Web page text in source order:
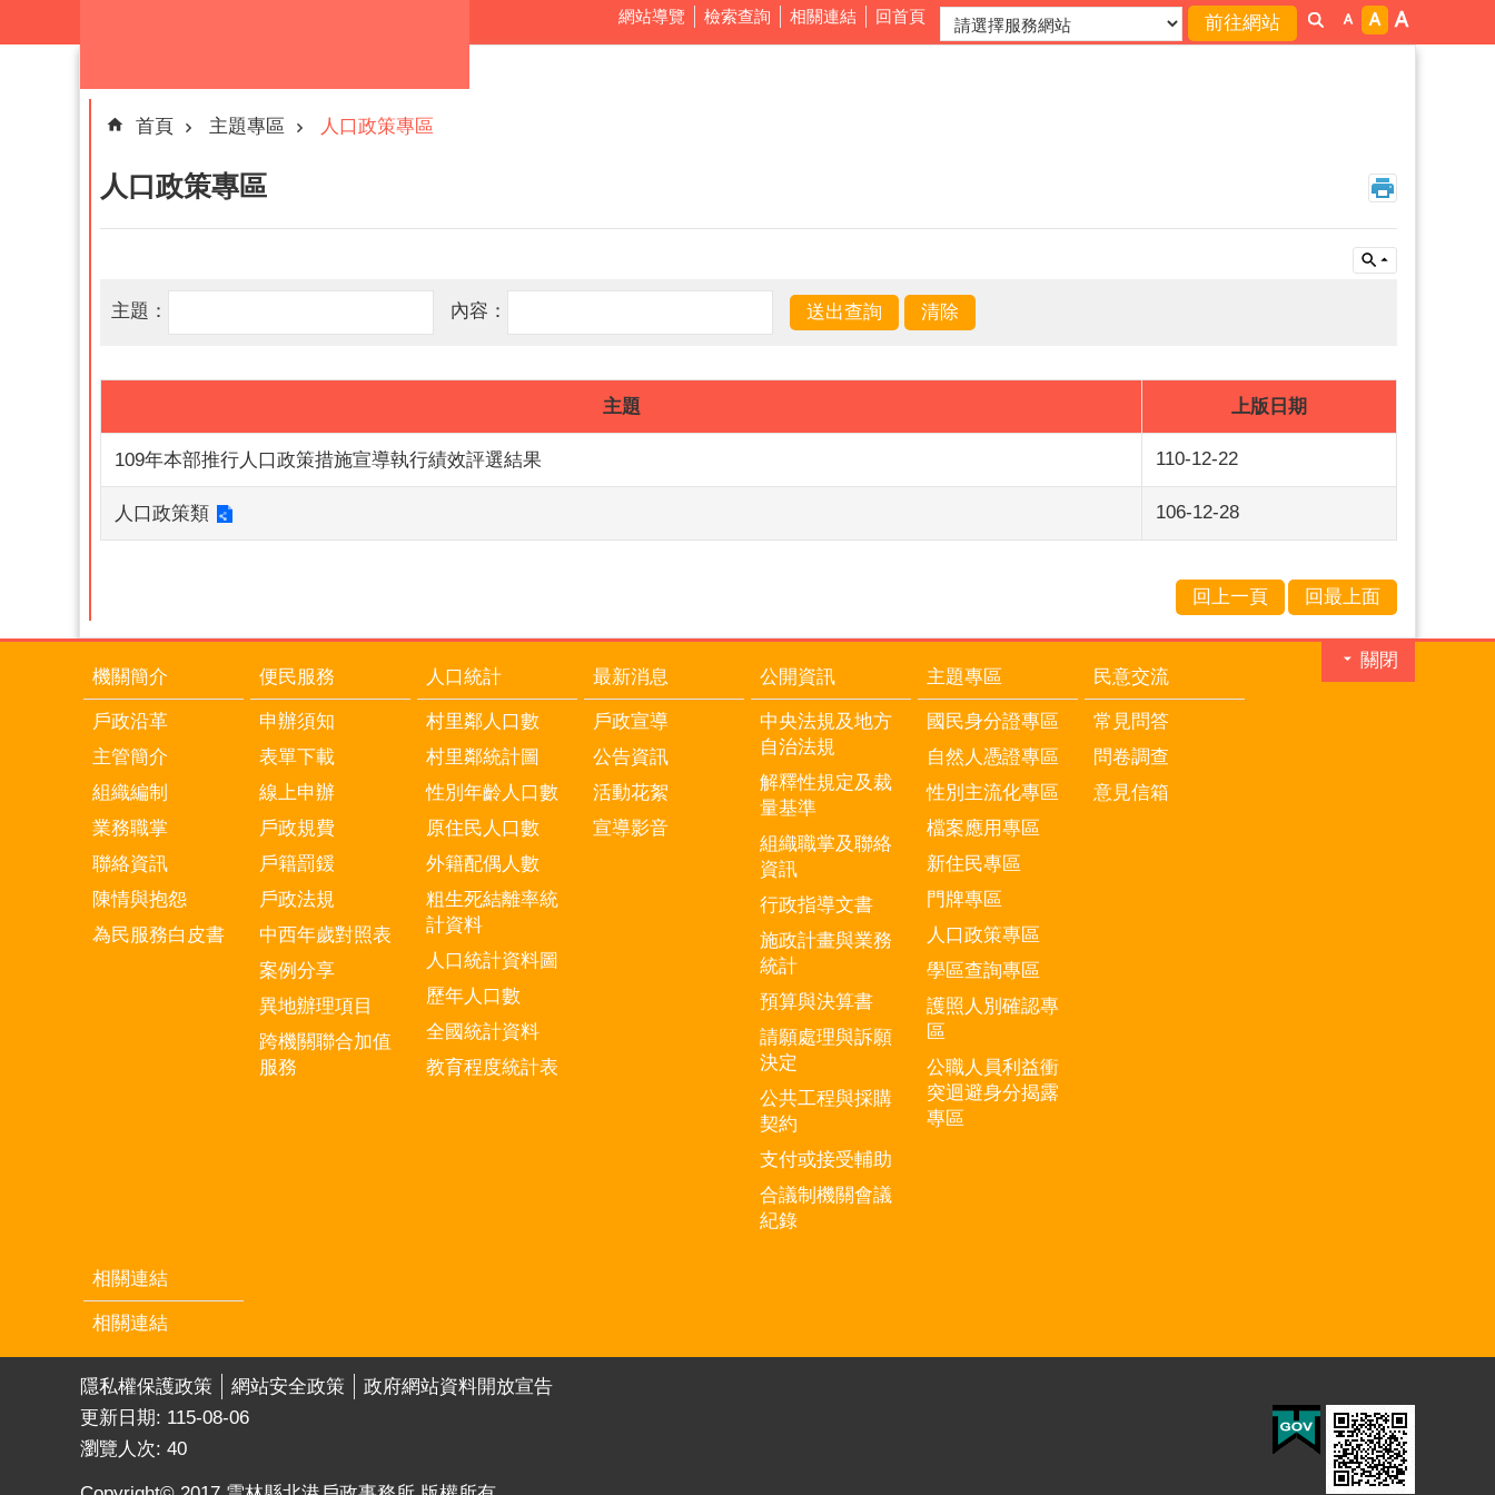
網站導覽 檢索查詢 相關連結 回首頁
首頁 主題專區 人口政策專區
人口政策專區
主題： 內容：
主題 上版日期
109年本部推行人口政策措施宣導執行績效評選結果 110-12-22
人口政策類 106-12-28
回上一頁 回最上面
關閉
機關簡介
戶政沿革
主管簡介
組織編制
業務職掌
聯絡資訊
陳情與抱怨
為民服務白皮書
便民服務
申辦須知
表單下載
線上申辦
戶政規費
戶籍罰鍰
戶政法規
中西年歲對照表
案例分享
異地辦理項目
跨機關聯合加值
服務
人口統計
村里鄰人口數
村里鄰統計圖
性別年齡人口數
原住民人口數
外籍配偶人數
粗生死結離率統
計資料
人口統計資料圖
歷年人口數
全國統計資料
教育程度統計表
最新消息
戶政宣導
公告資訊
活動花絮
宣導影音
公開資訊
中央法規及地方
自治法規
解釋性規定及裁
量基準
組織職掌及聯絡
資訊
行政指導文書
施政計畫與業務
統計
預算與決算書
請願處理與訴願
決定
公共工程與採購
契約
支付或接受輔助
合議制機關會議
紀錄
主題專區
國民身分證專區
自然人憑證專區
性別主流化專區
檔案應用專區
新住民專區
門牌專區
人口政策專區
學區查詢專區
護照人別確認專
區
公職人員利益衝
突迴避身分揭露
專區
民意交流
常見問答
問卷調查
意見信箱
相關連結
相關連結
隱私權保護政策 網站安全政策
政府網站資料開放宣告
更新日期: 115-08-06
瀏覽人次: 40